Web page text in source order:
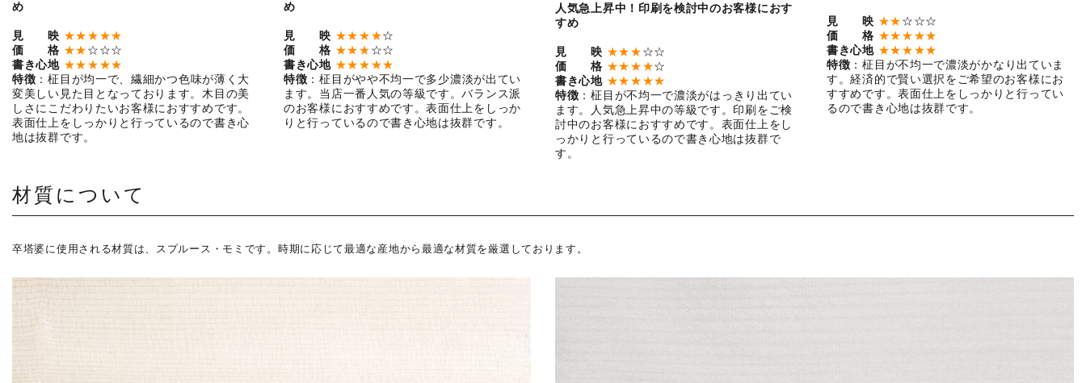
め
見 映 ★★★★★
価 格 ★★ ☆☆☆
書き心地 ★★★★★
特徴 ：柾目が均一で、繊細かつ色味が薄く大
変美しい見た目となっております。木目の美
しさにこだわりたいお客様におすすめです。
表面仕上をしっかりと行っているので書き心
地は抜群です。
め
見 映 ★★★★☆
価 格 ★★★ ☆☆
書き心地 ★★★★★
特徴 ：柾目がやや不均一で多少濃淡が出てい
ます。当店一番人気の等級です。バランス派
のお客様におすすめです。表面仕上をしっか
りと行っているので書き心地は抜群です。
人気急上昇中！印刷を検討中のお客様におす
すめ
見 映 ★★★ ☆☆
価 格 ★★★★☆
書き心地 ★★★★★
特徴 ：柾目が不均一で濃淡がはっきり出てい
ます。人気急上昇中の等級です。印刷をご検
討中のお客様におすすめです。表面仕上をし
っかりと行っているので書き心地は抜群で
す。
見 映 ★★ ☆☆☆
価 格 ★★★★★
書き心地 ★★★★★
特徴 ：柾目が不均一で濃淡がかなり出ていま
す。経済的で賢い選択をご希望のお客様にお
すすめです。表面仕上をしっかりと行ってい
るので書き心地は抜群です。
材質について
卒塔婆に使用される材質は、スプルース・モミです。時期に応じて最適な産地から最適な材質を厳選しております。